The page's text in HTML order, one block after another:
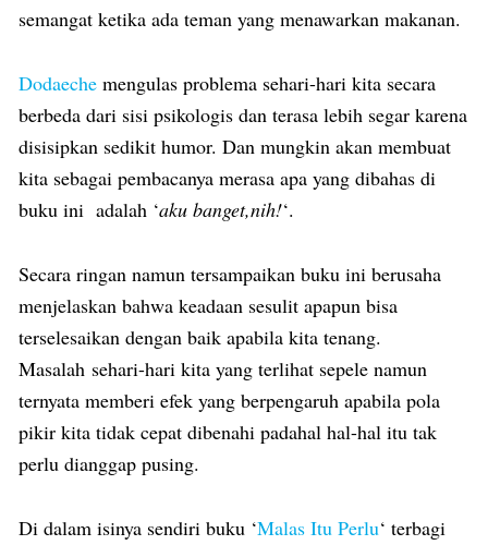
semangat ketika ada teman yang menawarkan makanan.
Dodaeche mengulas problema sehari-hari kita secara
berbeda dari sisi psikologis dan terasa lebih segar karena
disisipkan sedikit humor. Dan mungkin akan membuat
kita sebagai pembacanya merasa apa yang dibahas di
buku ini adalah ‘aku banget,nih!‘.
Secara ringan namun tersampaikan buku ini berusaha
menjelaskan bahwa keadaan sesulit apapun bisa
terselesaikan dengan baik apabila kita tenang.
Masalah sehari-hari kita yang terlihat sepele namun
ternyata memberi efek yang berpengaruh apabila pola
pikir kita tidak cepat dibenahi padahal hal-hal itu tak
perlu dianggap pusing.
Di dalam isinya sendiri buku ‘Malas Itu Perlu‘ terbagi